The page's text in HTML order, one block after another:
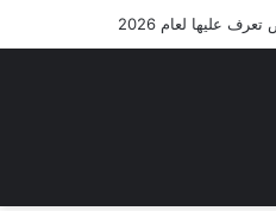
بي ام الرياض 2026